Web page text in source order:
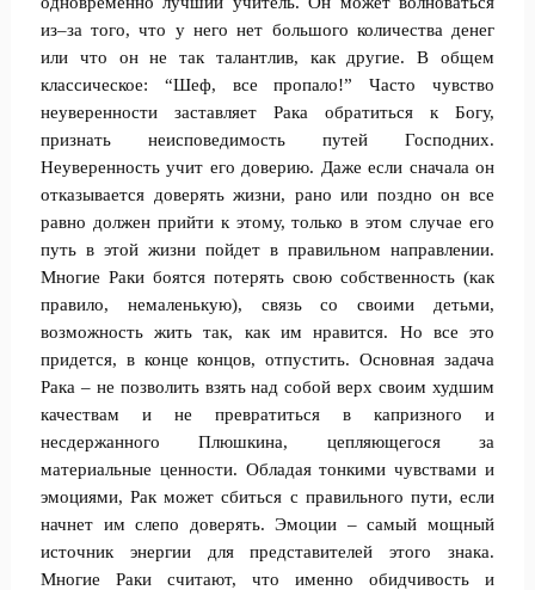
из–за того, что у него нет большого количества денег
или что он не так талантлив, как другие. В общем
классическое: “Шеф, все пропало!” Часто чувство
неуверенности заставляет Рака обратиться к Богу,
признать неисповедимость путей Господних.
Неуверенность учит его доверию. Даже если сначала он
отказывается доверять жизни, рано или поздно он все
равно должен прийти к этому, только в этом случае его
путь в этой жизни пойдет в правильном направлении.
Многие Раки боятся потерять свою собственность (как
правило, немаленькую), связь со своими детьми,
возможность жить так, как им нравится. Но все это
придется, в конце концов, отпустить. Основная задача
Рака – не позволить взять над собой верх своим худшим
качествам и не превратиться в капризного и
несдержанного Плюшкина, цепляющегося за
материальные ценности. Обладая тонкими чувствами и
эмоциями, Рак может сбиться с правильного пути, если
начнет им слепо доверять. Эмоции – самый мощный
источник энергии для представителей этого знака.
Многие Раки считают, что именно обидчивость и